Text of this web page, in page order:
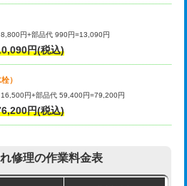
事/3ｍ超
戻し作業）
・デッキ
付・デッキ
16,500円+材料費
11,000円+材料費
円+部品代 990円=13,090円
円(税込)
）
円+部品代 59,400円=79,200円
円(税込)
修理の作業料金表